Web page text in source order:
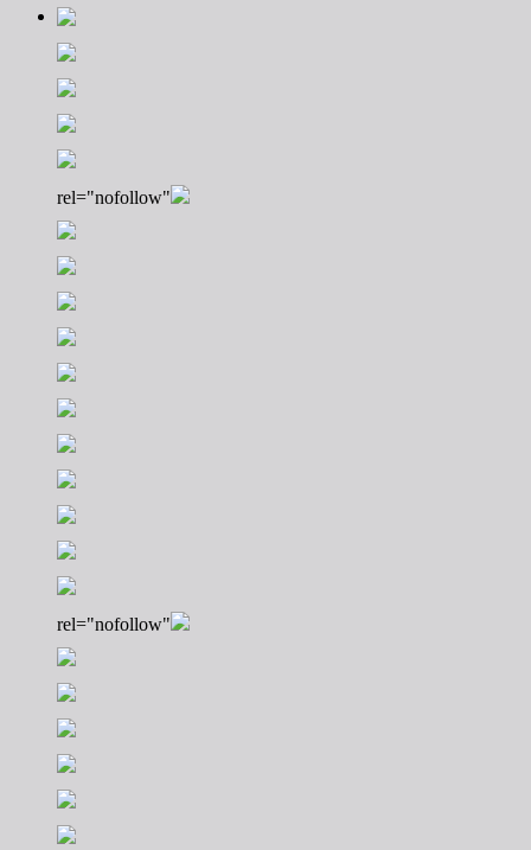
rel="nofollow"
rel="nofollow"